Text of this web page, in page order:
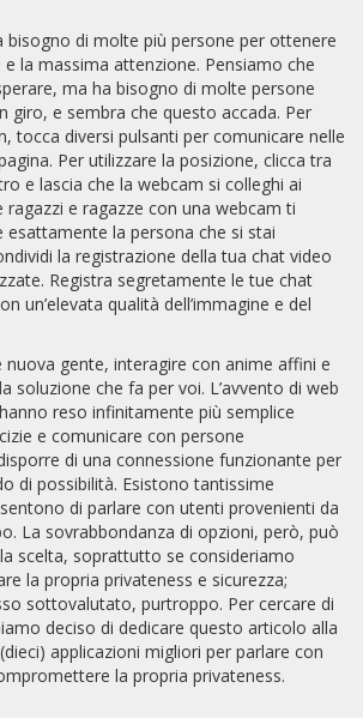
bisogno di molte più persone per ottenere
la massima attenzione. Pensiamo che
ma ha bisogno di molte persone
giro, e sembra che questo accada. Per
tocca diversi pulsanti per comunicare nelle
Per utilizzare la posizione, clicca tra
e lascia che la webcam si colleghi ai
e ragazze con una webcam ti
la persona che si stai
la registrazione della tua chat video
Registra segretamente le tue chat
un’elevata qualità dell’immagine e del
nuova gente, interagire con anime affini e
soluzione che fa per voi. L’avvento di web
reso infinitamente più semplice
e comunicare con persone
di una connessione funzionante per
di possibilità. Esistono tantissime
di parlare con utenti provenienti da
La sovrabbondanza di opzioni, però, può
scelta, soprattutto se consideriamo
la propria privateness e sicurezza;
sottovalutato, purtroppo. Per cercare di
deciso di dedicare questo articolo alla
applicazioni migliori per parlare con
la propria privateness.